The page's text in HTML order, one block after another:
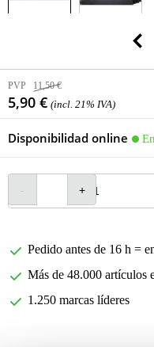
PVP 11,50 €
5,90 € (incl. 21% IVA)
Disponibilidad online
Pedido antes de 16 h =
Más de 48.000 artículos
1.250 marcas líderes